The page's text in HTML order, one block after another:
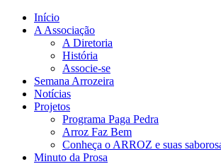
Início
A Associação
A Diretoria
História
Associe-se
Semana Arrozeira
Notícias
Projetos
Programa Paga Pedra
Arroz Faz Bem
Conheça o ARROZ e suas
Minuto da Prosa